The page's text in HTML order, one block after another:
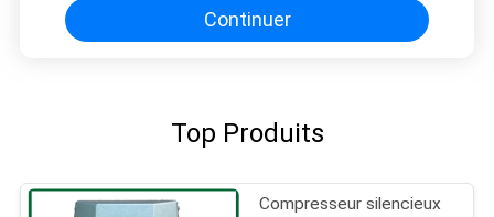
Continuer
Top Produits
Compresseur silencieux